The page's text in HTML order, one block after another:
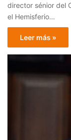
director sénior del
el Hemisferio…
Leer más »